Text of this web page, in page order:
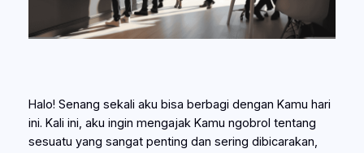
Halo! Senang sekali aku bisa berbagi dengan Kamu hari
ini. Kali ini, aku ingin mengajak Kamu ngobrol tentang
sesuatu yang sangat penting dan sering dibicarakan,